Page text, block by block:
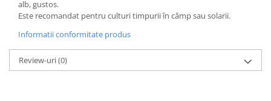
Ingrasaminte plante - CUTIE / KG
Ingrasaminte plante - ECOLOGICE
Ingrasaminte plante - FLORI
Ingrasaminte plante - FLORI - GEL
alb, gustos.
Este recomandat pentru culturi timpurii în câmp sau solarii.
Informatii conformitate produs
Review-uri(0)